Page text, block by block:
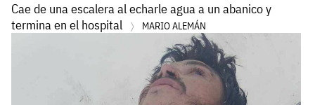
Cae de una escalera al echarle agua a un abanico y
termina en el hospital
MARIO ALEMÁN